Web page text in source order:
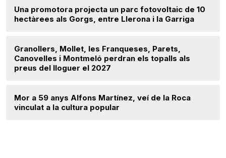
Una promotora projecta un parc fotovoltaic de 10
hectàrees als Gorgs, entre Llerona i la Garriga
Granollers, Mollet, les Franqueses, Parets,
Canovelles i Montmeló perdran els topalls als
preus del lloguer el 2027
Mor a 59 anys Alfons Martínez, veí de la Roca
vinculat a la cultura popular